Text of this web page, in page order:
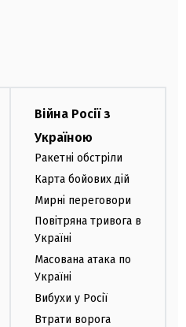
Війна Росії з
Україною
Ракетні обстріли
Карта бойових дій
Мирні переговори
Повітряна тривога в
Україні
Масована атака по
Україні
Вибухи у Росії
Втрати ворога